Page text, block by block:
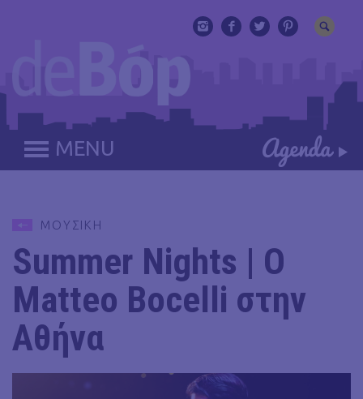
MENU
ΜΟΥΣΙΚΗ
Summer Nights | Ο
Matteo Bocelli στην
Αθήνα